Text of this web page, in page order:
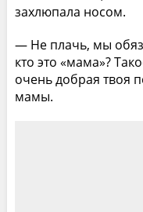
захлюпала носом.
— Не плачь, мы
кто это «мама»?
очень добрая твоя
мамы.